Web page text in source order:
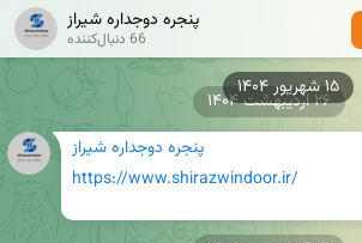
۱۵ شهریور ۱۴۰۴
پنجره دوجداره شیراز
66 دنبال‌کننده
پنجره دوجداره شیراز
https://www.shirazwindoor.ir/
۲۶ اردیبهشت ۱۴۰۴